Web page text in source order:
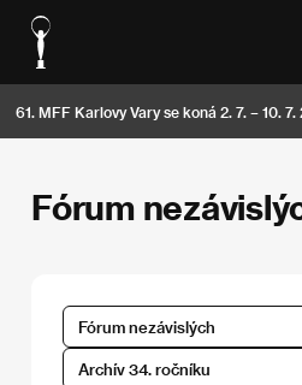
61. MFF Karlovy Vary se koná 2. 7. – 10. 7.
Fórum
Fórum nezávislých
Archív 34. ročníku